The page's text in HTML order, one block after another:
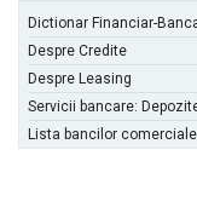
Dictionar Financiar-
Despre Credite
Despre Leasing
Servicii bancare:
Lista bancilor comerciale